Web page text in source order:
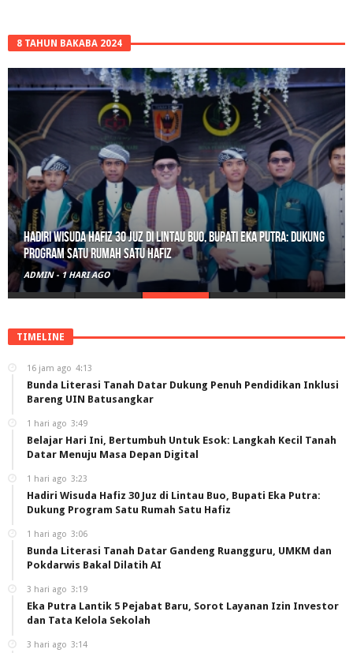
8 TAHUN BAKABA 2024
Hadiri Wisuda Hafiz 30 Juz di Lintau Buo, Bupati Eka Putra: Dukung
Program Satu Rumah Satu Hafiz
ADMIN -1 HARI AGO
TIMELINE
16 jam ago 4:13
Bunda Literasi Tanah Datar Dukung Penuh Pendidikan Inklusi
Bareng UIN Batusangkar
1 hari ago 3:49
Belajar Hari Ini, Bertumbuh Untuk Esok: Langkah Kecil Tanah
Datar Menuju Masa Depan Digital
1 hari ago 3:23
Hadiri Wisuda Hafiz 30 Juz di Lintau Buo, Bupati Eka Putra:
Dukung Program Satu Rumah Satu Hafiz
1 hari ago 3:06
Bunda Literasi Tanah Datar Gandeng Ruangguru, UMKM dan
Pokdarwis Bakal Dilatih AI
3 hari ago 3:19
Eka Putra Lantik 5 Pejabat Baru, Sorot Layanan Izin Investor
dan Tata Kelola Sekolah
3 hari ago 3:14